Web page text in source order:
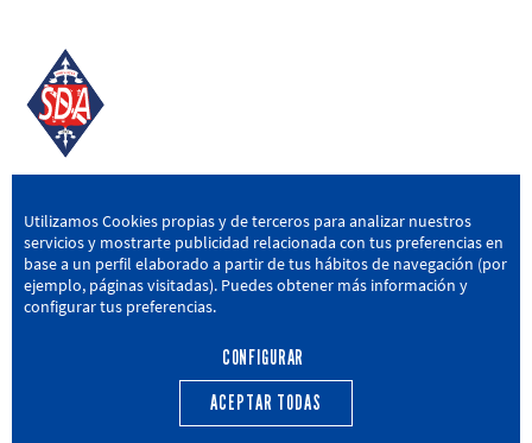
SD AMOREBIETA
San Miguel Kalea, 16, 48340 Amorebieta, Bizkaia
946 604 751 | sda@sdamorebieta.eus
CANTERA ACTUALIDAD
Utilizamos Cookies propias y de terceros para analizar nuestros
servicios y mostrarte publicidad relacionada con tus preferencias en
base a un perfil elaborado a partir de tus hábitos de navegación (por
ejemplo, páginas visitadas). Puedes obtener más información y
configurar tus preferencias.
CONFIGURAR
ACEPTAR TODAS